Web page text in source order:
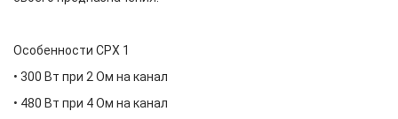
Особенности СРХ 1
• 300 Вт при 2 Ом на канал
• 480 Вт при 4 Ом на канал